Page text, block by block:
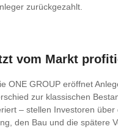
zurückgezahlt.
vom Markt
ONE GROUP eröffnet
zur klassischen
– stellen Investoren
den Bau und die spätere